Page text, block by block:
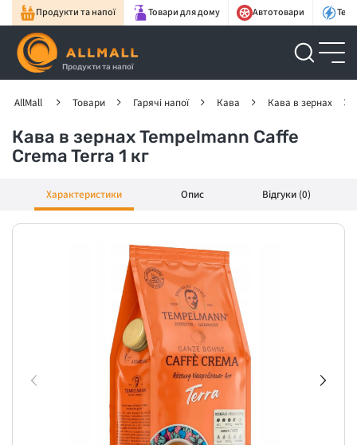
Продукти та напої Товари для дому Автотовари
Продукти та напої
AllMall Товари Гарячі напої Кава Кава в зернах
Кава в зернах Tempelmann Caffe
Crema Terra 1 кг
Характеристики Опис Відгуки (0)